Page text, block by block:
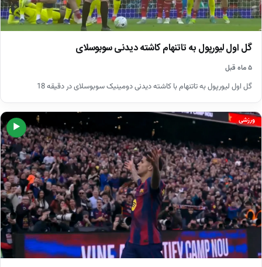
گل اول لیورپول به تاتنهام کاشته دیدنی سوبوسلای
۵ ماه قبل
گل اول لیورپول به تاتنهام با کاشته دیدنی دومینیک سوبوسلای در دقیقه 18
▶
ورزشی